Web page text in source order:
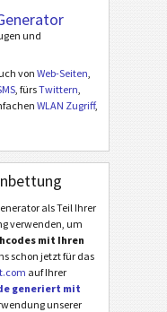
und
von Web-Seiten
, fürsTwittern
WLAN Zugriff,
als Teil Ihrer
verwenden, um
mit Ihren
schon jetzt für das
auf Ihrer
generiert mit
unserer